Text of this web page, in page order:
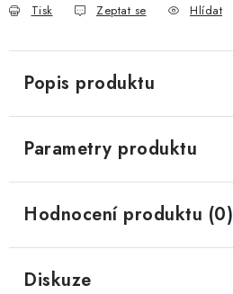
Tisk Zeptat se Hlídat
Popis produktu
Parametry produktu
Hodnocení produktu (0)
Diskuze